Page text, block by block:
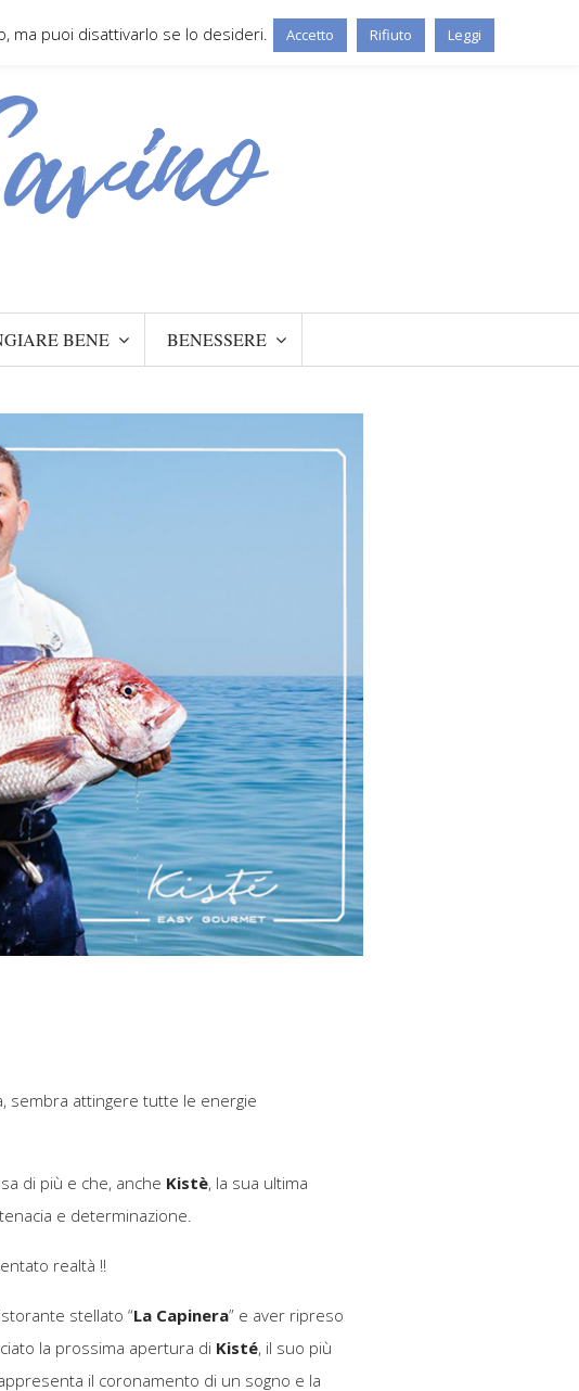
BENE BENESSERE
sembra attingere tutte le energie
di più e che, anche Kistè, la sua ultima
e determinazione.
realtà !!
stellato “La Capinera” e aver ripreso
la prossima apertura di Kisté, il suo più
il coronamento di un sogno e la
ma puoi disattivarlo se lo desideri. Accetto Rifiuto Leggi